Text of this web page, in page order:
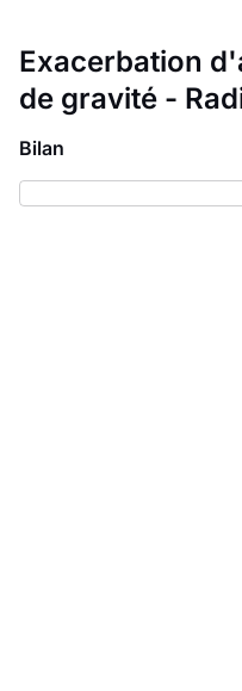
Exacerbation
de gravité -
Bilan